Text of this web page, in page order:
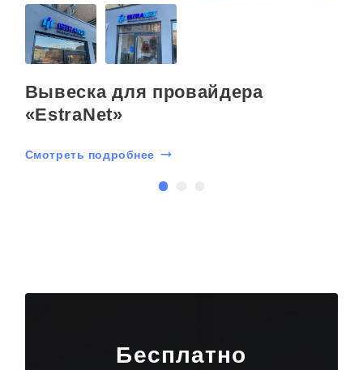
Вывеска для провайдера
«EstraNet»
Смотреть подробнее
Бесплатно